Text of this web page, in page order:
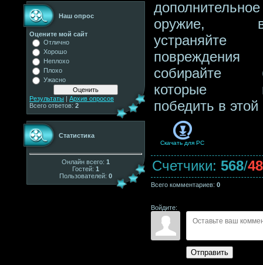
Наш опрос
Оцените мой сайт
Отлично
Хорошо
Неплохо
Плохо
Ужасно
Результаты | Архив опросов
Всего ответов: 2
Статистика
Онлайн всего: 1
Гостей: 1
Пользователей: 0
дополнительное
оружие,
устраняйте
собирайте
которые
победить в этой
Скачать для PC
Счетчики: 568/
Всего комментариев: 0
Войдите:
Отправить